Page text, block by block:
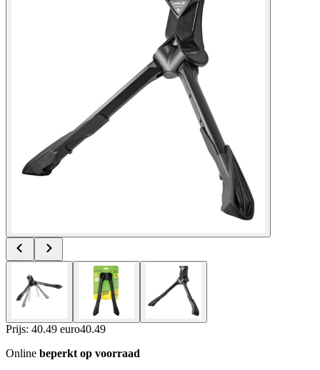
Prijs: 40.49 euro40.49
Online beperkt op voorraad